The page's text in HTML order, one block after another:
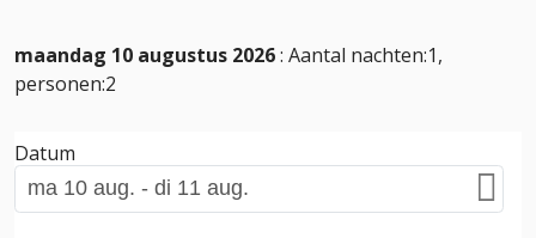
maandag 10 augustus 2026: Aantal nachten:1,
personen:2
Datum